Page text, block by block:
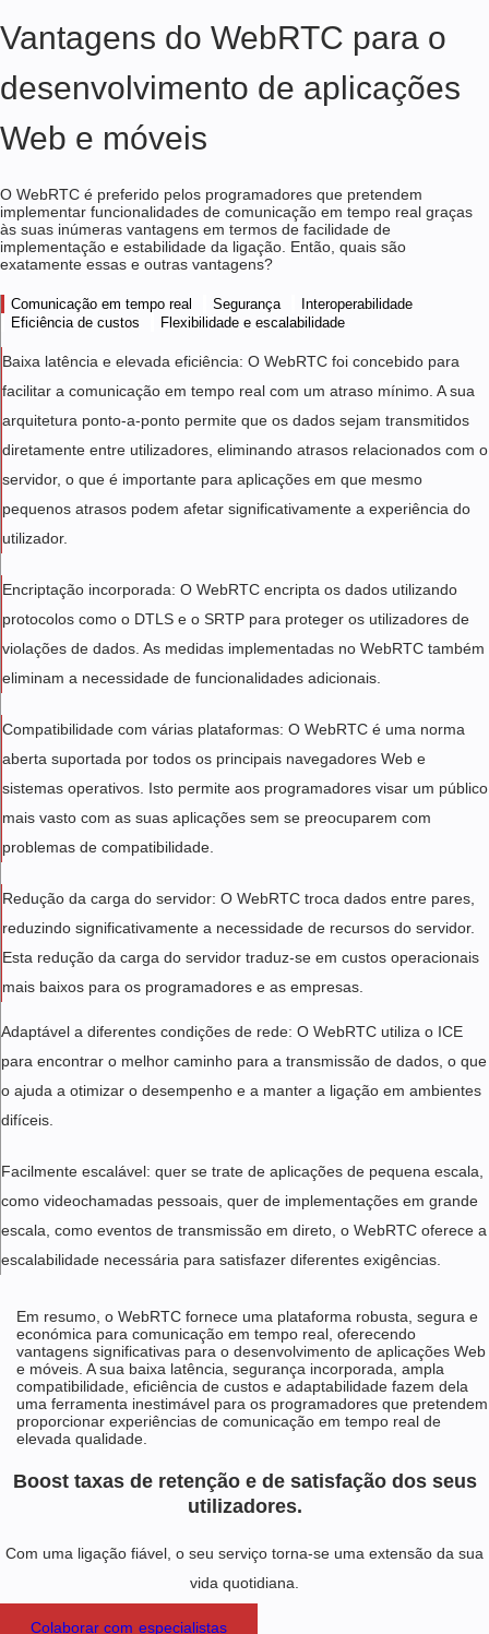
Vantagens do WebRTC para o
desenvolvimento de aplicações
Web e móveis
O WebRTC é preferido pelos programadores que pretendem
implementar funcionalidades de comunicação em tempo real graças
às suas inúmeras vantagens em termos de facilidade de
implementação e estabilidade da ligação. Então, quais são
exatamente essas e outras vantagens?
Comunicação em tempo real Segurança
Interoperabilidade
Eficiência de custos
Flexibilidade e escalabilidade
Baixa latência e elevada eficiência: O WebRTC foi concebido para
facilitar a comunicação em tempo real com um atraso mínimo. A sua
arquitetura ponto-a-ponto permite que os dados sejam transmitidos
diretamente entre utilizadores, eliminando atrasos relacionados com o
servidor, o que é importante para aplicações em que mesmo
pequenos atrasos podem afetar significativamente a experiência do
utilizador.
Encriptação incorporada: O WebRTC encripta os dados utilizando
protocolos como o DTLS e o SRTP para proteger os utilizadores de
violações de dados. As medidas implementadas no WebRTC também
eliminam a necessidade de funcionalidades adicionais.
Compatibilidade com várias plataformas: O WebRTC é uma norma
aberta suportada por todos os principais navegadores Web e
sistemas operativos. Isto permite aos programadores visar um público
mais vasto com as suas aplicações sem se preocuparem com
problemas de compatibilidade.
Redução da carga do servidor: O WebRTC troca dados entre pares,
reduzindo significativamente a necessidade de recursos do servidor.
Esta redução da carga do servidor traduz-se em custos operacionais
mais baixos para os programadores e as empresas.
Adaptável a diferentes condições de rede: O WebRTC utiliza o ICE
para encontrar o melhor caminho para a transmissão de dados, o que
o ajuda a otimizar o desempenho e a manter a ligação em ambientes
difíceis.
Facilmente escalável: quer se trate de aplicações de pequena escala,
como videochamadas pessoais, quer de implementações em grande
escala, como eventos de transmissão em direto, o WebRTC oferece a
escalabilidade necessária para satisfazer diferentes exigências.
Em resumo, o WebRTC fornece uma plataforma robusta, segura e
económica para comunicação em tempo real, oferecendo
vantagens significativas para o desenvolvimento de aplicações Web
e móveis. A sua baixa latência, segurança incorporada, ampla
compatibilidade, eficiência de custos e adaptabilidade fazem dela
uma ferramenta inestimável para os programadores que pretendem
proporcionar experiências de comunicação em tempo real de
elevada qualidade.
Boost taxas de retenção e de satisfação dos seus
utilizadores.
Com uma ligação fiável, o seu serviço torna-se uma extensão da sua
vida quotidiana.
Colaborar com especialistas